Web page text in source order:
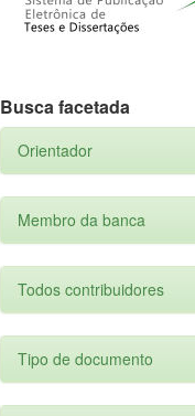
Busca facetada
Orientador
Membro da banca
Todos contribuidores
Tipo de documento